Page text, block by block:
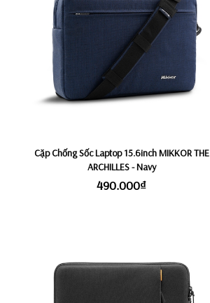
Cặp Chống Sốc Laptop 15.6inch MIKKOR THE
ARCHILLES - Navy
490.000₫